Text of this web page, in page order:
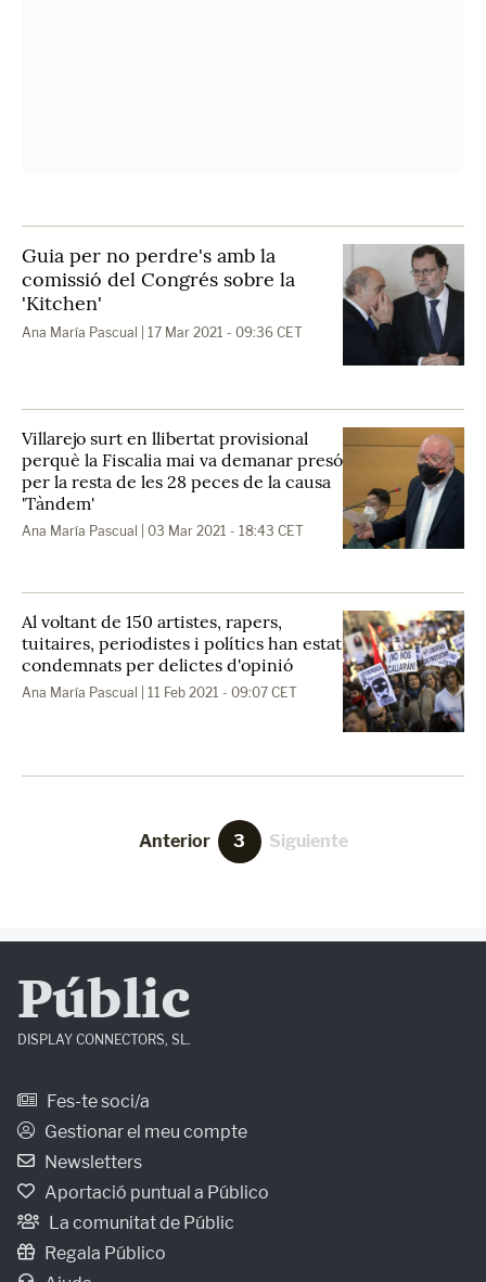
Guia per no perdre's amb la
comissió del Congrés sobre la
'Kitchen'
Ana María Pascual | 17 Mar 2021 - 09:36 CET
Villarejo surt en llibertat provisional
perquè la Fiscalia mai va demanar presó
per la resta de les 28 peces de la causa
'Tàndem'
Ana María Pascual | 03 Mar 2021 - 18:43 CET
Al voltant de 150 artistes, rapers,
tuitaires, periodistes i polítics han estat
condemnats per delictes d'opinió
Ana María Pascual | 11 Feb 2021 - 09:07 CET
Anterior 3 Siguiente
Públic
DISPLAY CONNECTORS, SL.
Fes-te soci/a
Gestionar el meu compte
Newsletters
Aportació puntual a Público
La comunitat de Públic
Regala Público